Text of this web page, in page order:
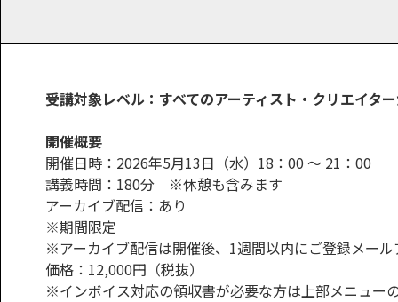
受講対象レベル：すべてのアーティスト・クリエイタ
開催概要
開催日時：2026年5月13日（水）18：00 ～ 21：00
講義時間：180分 ※休憩も含みます
アーカイブ配信：あり
※期間限定
※アーカイブ配信は開催後、1週間以内にご登録メー
価格：12,000円（税抜）
※インボイス対応の領収書が必要な方は上部メニュー